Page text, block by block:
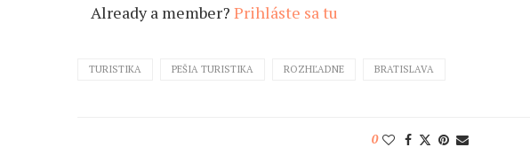
Already a member? Prihláste sa tu
TURISTIKA PEŠIA TURISTIKA ROZHĽADNE BRATISLAVA
0